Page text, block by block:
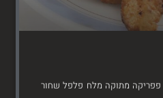
פפריקה מתוקה מלח פלפל שחור